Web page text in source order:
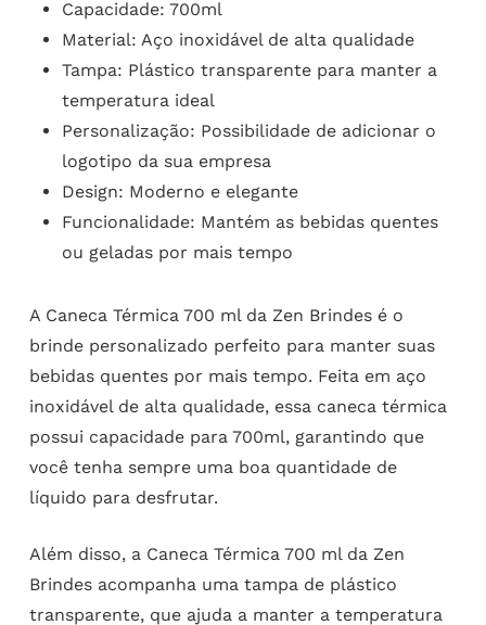
Capacidade: 700ml
Material: Aço inoxidável de alta qualidade
Tampa: Plástico transparente para manter a
temperatura ideal
Personalização: Possibilidade de adicionar o
logotipo da sua empresa
Design: Moderno e elegante
Funcionalidade: Mantém as bebidas quentes
ou geladas por mais tempo
A Caneca Térmica 700 ml da Zen Brindes é o
brinde personalizado perfeito para manter suas
bebidas quentes por mais tempo. Feita em aço
inoxidável de alta qualidade, essa caneca térmica
possui capacidade para 700ml, garantindo que
você tenha sempre uma boa quantidade de
líquido para desfrutar.
Além disso, a Caneca Térmica 700 ml da Zen
Brindes acompanha uma tampa de plástico
transparente, que ajuda a manter a temperatura